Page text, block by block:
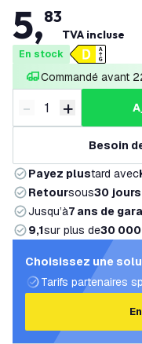
5,83
TVA incluse
En stock
Commandé avant
Diminuer la quantité
- Augmenter
+
Besoin
Payez plustard avec
Retoursous30 jours
Jusqu’à7 ans de
9,1sur plus de30
Choisissez une
Tarifs partenaires